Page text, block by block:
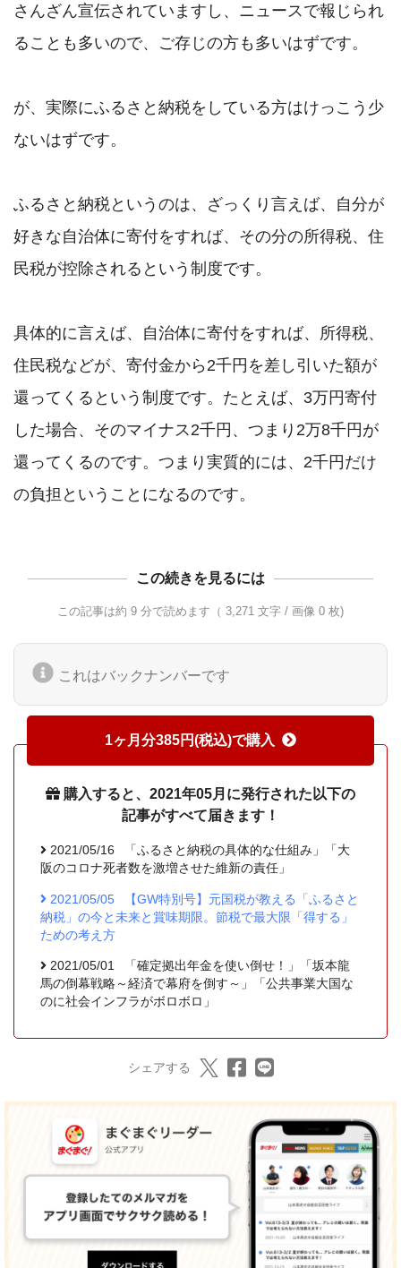
さんざん宣伝されていますし、ニュースで報じられ
ることも多いので、ご存じの方も多いはずです。
が、実際にふるさと納税をしている方はけっこう少
ないはずです。
ふるさと納税というのは、ざっくり言えば、自分が
好きな自治体に寄付をすれば、その分の所得税、住
民税が控除されるという制度です。
具体的に言えば、自治体に寄付をすれば、所得税、
住民税などが、寄付金から2千円を差し引いた額が
還ってくるという制度です。たとえば、3万円寄付
した場合、そのマイナス2千円、つまり2万8千円が
還ってくるのです。つまり実質的には、2千円だけ
の負担ということになるのです。
この続きを見るには
この記事は約 9 分で読めます（ 3,271 文字 / 画像 0 枚)
これはバックナンバーです
1ヶ月分385円(税込)で購入
購入すると、2021年05月に発行された以下の
記事がすべて届きます！
2021/05/16
「ふるさと納税の具体的な仕組み」「大
阪のコロナ死者数を激増させた維新の責任」
2021/05/05
【GW特別号】元国税が教える「ふるさと
納税」の今と未来と賞味期限。節税で最大限「得する」
ための考え方
2021/05/01
「確定拠出年金を使い倒せ！」「坂本龍
馬の倒幕戦略～経済で幕府を倒す～」「公共事業大国な
のに社会インフラがボロボロ」
シェアする